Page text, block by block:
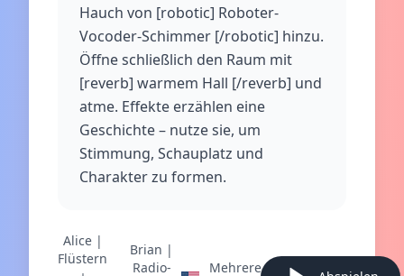
Hauch von [robotic] Roboter-
Vocoder-Schimmer [/robotic] hinzu.
Öffne schließlich den Raum mit
[reverb] warmem Hall [/reverb] und
atme. Effekte erzählen eine
Geschichte – nutze sie, um
Stimmung, Schauplatz und
Charakter zu formen.
Alice |
Flüstern
Brian |
Radio-
Mehrere